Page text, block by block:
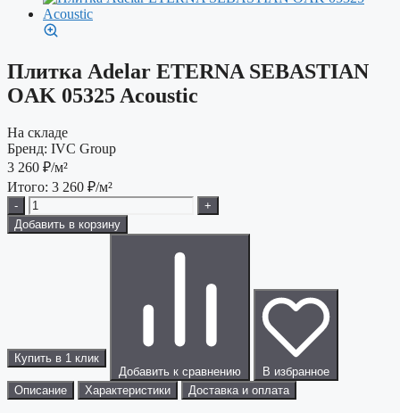
Плитка Adelar ETERNA SEBASTIAN
OAK 05325 Acoustic
На складе
Бренд: IVC Group
3 260 ₽/м²
Итого: 3 260 ₽/м²
-
+
Добавить в корзину
Купить в 1 клик
Добавить к сравнению
В избранное
Описание
Характеристики Доставка и оплата